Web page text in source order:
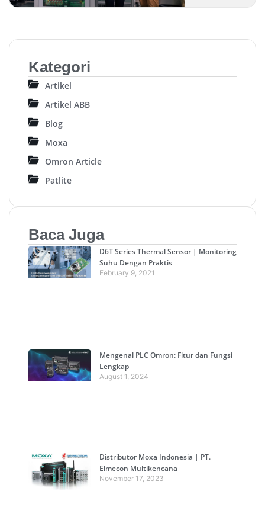
Kategori
Artikel
Artikel ABB
Blog
Moxa
Omron Article
Patlite
Baca Juga
D6T Series Thermal Sensor | Monitoring
Suhu Dengan Praktis
February 9, 2021
Mengenal PLC Omron: Fitur dan Fungsi
Lengkap
August 1, 2024
Distributor Moxa Indonesia | PT.
Elmecon Multikencana
November 17, 2023